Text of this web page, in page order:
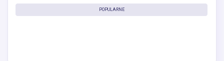
POPULARNE